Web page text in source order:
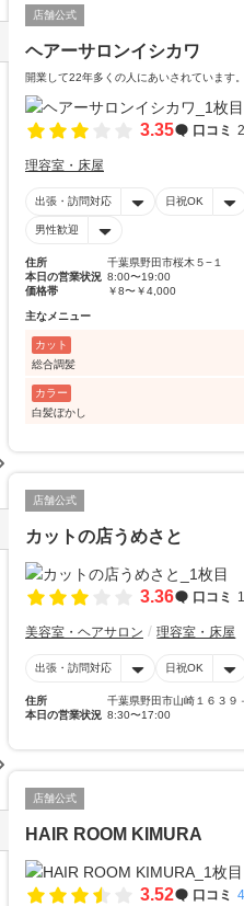
店舗公式
ヘアーサロンイシカワ
開業して22年多くの人にあいされています。
3.35 口コミ
理容室・床屋
出張・訪問対応 日祝OK
男性歓迎
住所
千葉県野田市桜木５−１
本日の営業状況 8:00〜19:00
価格帯
￥8〜￥4,000
主なメニュー
カット
総合調髪
カラー
白髪ぼかし
店舗公式
カットの店うめさと
3.36 口コミ
美容室・ヘアサロン 理容室・床屋
出張・訪問対応 日祝OK
住所
千葉県野田市山崎１６３９
本日の営業状況 8:30〜17:00
店舗公式
HAIR ROOM KIMURA
3.52 口コミ